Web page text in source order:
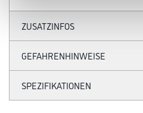
ZUSATZINFOS
GEFAHRENHINWEISE
SPEZIFIKATIONEN